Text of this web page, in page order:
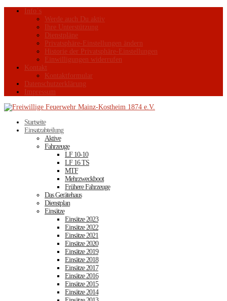
Info´s
Werde auch Du aktiv
Ihre Unterstützung
Dienstpläne
Privatsphäre-Einstellungen ändern
Historie der Privatsphäre-Einstellungen
Einwilligungen widerrufen
Kontakt
Kontaktformular
Datenschutzerklärung
Impressum
Startseite
Einsatzabteilung
Aktive
Fahrzeuge
LF 10-10
LF 16 TS
MTF
Mehrzweckboot
Frühere Fahrzeuge
Das Gerätehaus
Dienstplan
Einsätze
Einsätze 2023
Einsätze 2022
Einsätze 2021
Einsätze 2020
Einsätze 2019
Einsätze 2018
Einsätze 2017
Einsätze 2016
Einsätze 2015
Einsätze 2014